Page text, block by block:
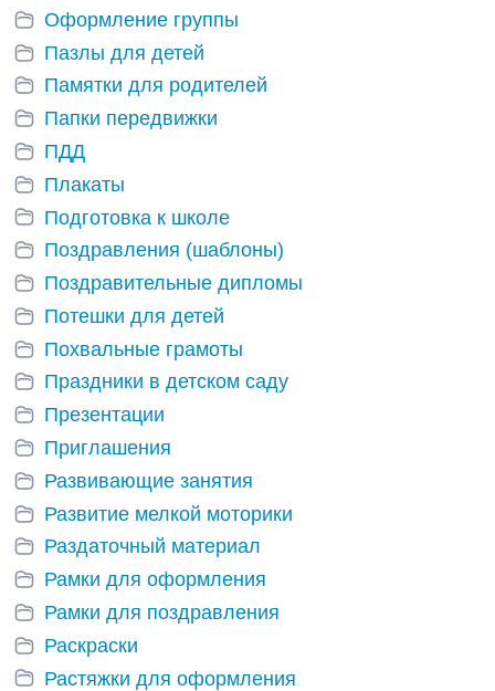
Оформление группы
Пазлы для детей
Памятки для родителей
Папки передвижки
ПДД
Плакаты
Подготовка к школе
Поздравления (шаблоны)
Поздравительные дипломы
Потешки для детей
Похвальные грамоты
Праздники в детском саду
Презентации
Приглашения
Развивающие занятия
Развитие мелкой моторики
Раздаточный материал
Рамки для оформления
Рамки для поздравления
Раскраски
Растяжки для оформления